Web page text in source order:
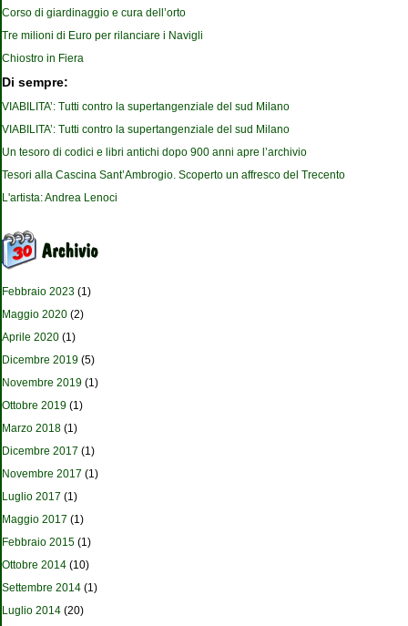
Corso di giardinaggio e cura dell’orto
Tre milioni di Euro per rilanciare i Navigli
Chiostro in Fiera
Di sempre:
VIABILITA’: Tutti contro la supertangenziale del sud Milano
VIABILITA’: Tutti contro la supertangenziale del sud Milano
Un tesoro di codici e libri antichi dopo 900 anni apre l’archivio
Tesori alla Cascina Sant’Ambrogio. Scoperto un affresco del Trecento
L'artista: Andrea Lenoci
Febbraio 2023 (1)
Maggio 2020 (2)
Aprile 2020 (1)
Dicembre 2019 (5)
Novembre 2019 (1)
Ottobre 2019 (1)
Marzo 2018 (1)
Dicembre 2017 (1)
Novembre 2017 (1)
Luglio 2017 (1)
Maggio 2017 (1)
Febbraio 2015 (1)
Ottobre 2014 (10)
Settembre 2014 (1)
Luglio 2014 (20)